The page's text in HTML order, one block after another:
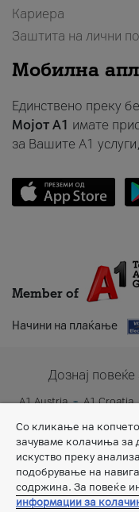
Кариера
Заштита на лични
Мобилна
Единствено преку
Мојот A1 имате
за Вашите A1
Member of
Начини на плаќање
Дознај
A1 Austria A1 Croatia
A1
Со кликање на копчето
зачуваме колачиња за
искуство преку
подобрување на
содржина. За повеќе
информации за